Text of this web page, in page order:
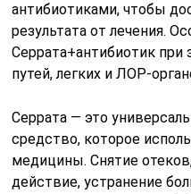
антибиотиками, чтобы
результата от лечения.
Серрата+антибиотик при
путей, легких и ЛОР-
Серрата — это
средство, которое
медицины. Снятие
действие, устранение